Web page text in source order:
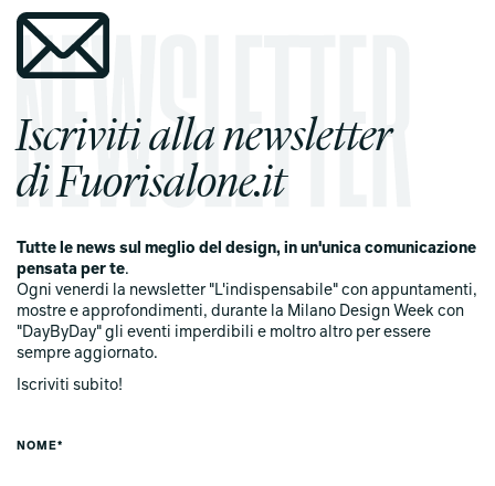
Iscriviti alla newsletter
di Fuorisalone.it
Tutte le news sul meglio del design, in un'unica comunicazione
pensata per te.
Ogni venerdi la newsletter "L'indispensabile" con appuntamenti,
mostre e approfondimenti, durante la Milano Design Week con
"DayByDay" gli eventi imperdibili e moltro altro per essere
sempre aggiornato.
Iscriviti subito!
NOME*